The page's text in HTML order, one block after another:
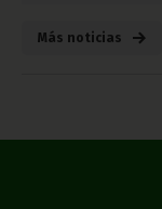
Más noticias